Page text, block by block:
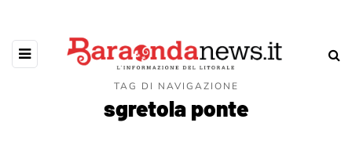
TAG DI NAVIGAZIONE
sgretola ponte